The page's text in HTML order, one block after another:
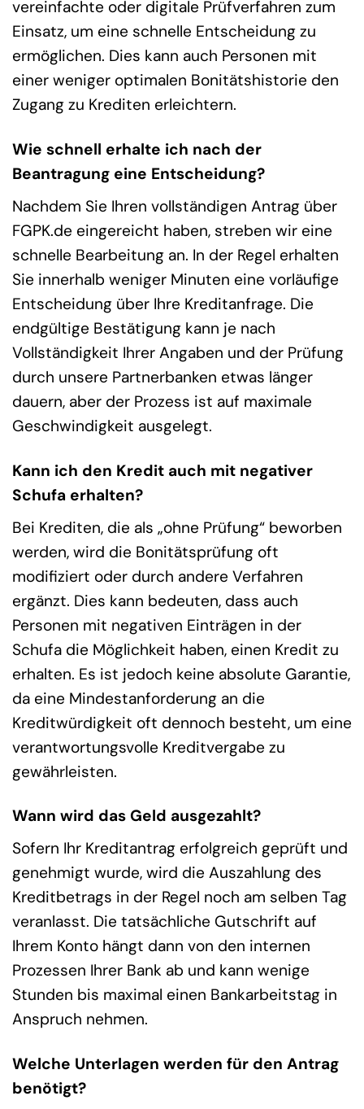
vereinfachte oder digitale Prüfverfahren zum
Einsatz, um eine schnelle Entscheidung zu
ermöglichen. Dies kann auch Personen mit
einer weniger optimalen Bonitätshistorie den
Zugang zu Krediten erleichtern.
Wie schnell erhalte ich nach der
Beantragung eine Entscheidung?
Nachdem Sie Ihren vollständigen Antrag über
FGPK.de eingereicht haben, streben wir eine
schnelle Bearbeitung an. In der Regel erhalten
Sie innerhalb weniger Minuten eine vorläufige
Entscheidung über Ihre Kreditanfrage. Die
endgültige Bestätigung kann je nach
Vollständigkeit Ihrer Angaben und der Prüfung
durch unsere Partnerbanken etwas länger
dauern, aber der Prozess ist auf maximale
Geschwindigkeit ausgelegt.
Kann ich den Kredit auch mit negativer
Schufa erhalten?
Bei Krediten, die als „ohne Prüfung“ beworben
werden, wird die Bonitätsprüfung oft
modifiziert oder durch andere Verfahren
ergänzt. Dies kann bedeuten, dass auch
Personen mit negativen Einträgen in der
Schufa die Möglichkeit haben, einen Kredit zu
erhalten. Es ist jedoch keine absolute Garantie,
da eine Mindestanforderung an die
Kreditwürdigkeit oft dennoch besteht, um eine
verantwortungsvolle Kreditvergabe zu
gewährleisten.
Wann wird das Geld ausgezahlt?
Sofern Ihr Kreditantrag erfolgreich geprüft und
genehmigt wurde, wird die Auszahlung des
Kreditbetrags in der Regel noch am selben Tag
veranlasst. Die tatsächliche Gutschrift auf
Ihrem Konto hängt dann von den internen
Prozessen Ihrer Bank ab und kann wenige
Stunden bis maximal einen Bankarbeitstag in
Anspruch nehmen.
Welche Unterlagen werden für den Antrag
benötigt?